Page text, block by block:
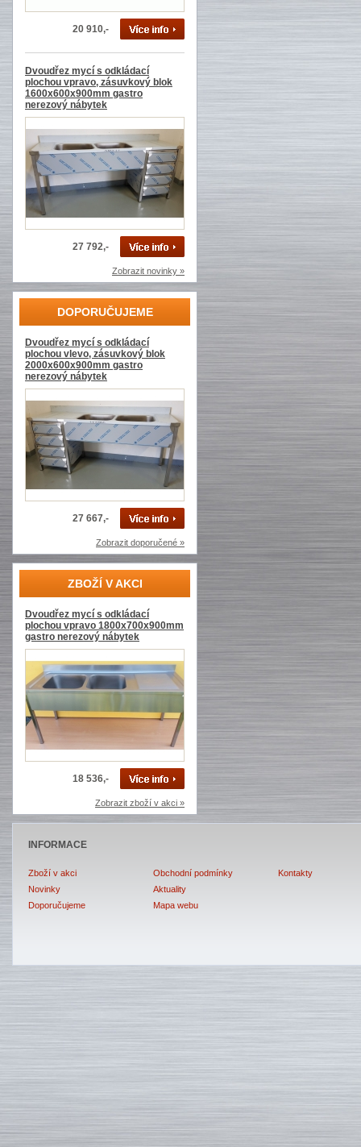
20 910,-
Dvoudřez mycí s odkládací
plochou vpravo, zásuvkový blok
1600x600x900mm gastro
nerezový nábytek
27 792,-
Zobrazit novinky »
DOPORUČUJEME
Dvoudřez mycí s odkládací
plochou vlevo, zásuvkový blok
2000x600x900mm gastro
nerezový nábytek
27 667,-
Zobrazit doporučené »
ZBOŽÍ V AKCI
Dvoudřez mycí s odkládací
plochou vpravo 1800x700x900mm
gastro nerezový nábytek
18 536,-
Zobrazit zboží v akci »
INFORMACE
Zboží v akci
Novinky
Doporučujeme
Obchodní podmínky
Aktuality
Mapa webu
Kontakty